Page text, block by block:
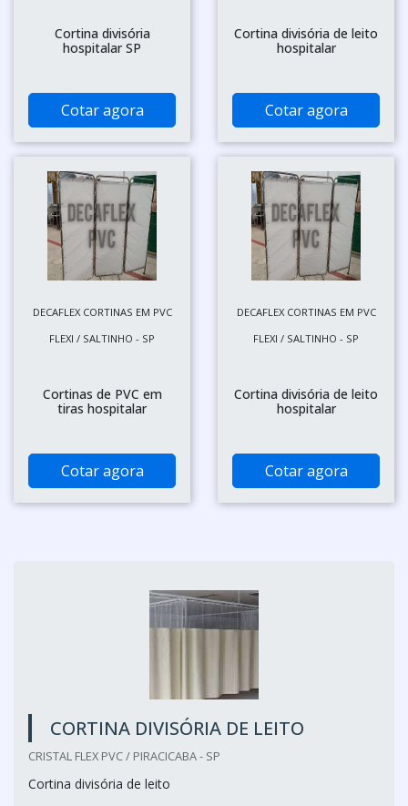
Cortina divisória
hospitalar SP
Cotar agora
Cortina divisória de leito
hospitalar
Cotar agora
DECAFLEX CORTINAS EM PVC
FLEXI / SALTINHO - SP
Cortinas de PVC em
tiras hospitalar
Cotar agora
DECAFLEX CORTINAS EM PVC
FLEXI / SALTINHO - SP
Cortina divisória de leito
hospitalar
Cotar agora
CORTINA DIVISÓRIA DE LEITO
CRISTAL FLEX PVC / PIRACICABA - SP
Cortina divisória de leito